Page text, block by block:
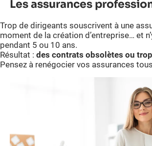
Les assurances
Trop de dirigeants souscrivent à une
moment de la création d’entreprise… et
pendant 5 ou 10 ans.
Résultat : des contrats obsolètes ou
Pensez à renégocier vos assurances